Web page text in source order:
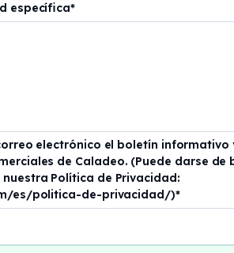
específica*
electrónico el boletín informativo
de Caladeo. (Puede darse de
Política de Privacidad:
es/politica-de-privacidad/)*